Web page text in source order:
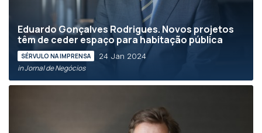
Eduardo Gonçalves Rodrigues. Novos projetos
têm de ceder espaço para habitação pública
SÉRVULO NA IMPRENSA 24 Jan 2024
in Jornal de Negócios